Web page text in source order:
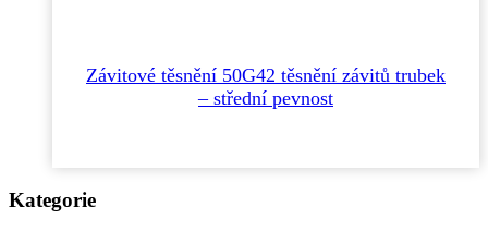
Závitové těsnění 50G42 těsnění závitů trubek
– střední pevnost
Kategorie